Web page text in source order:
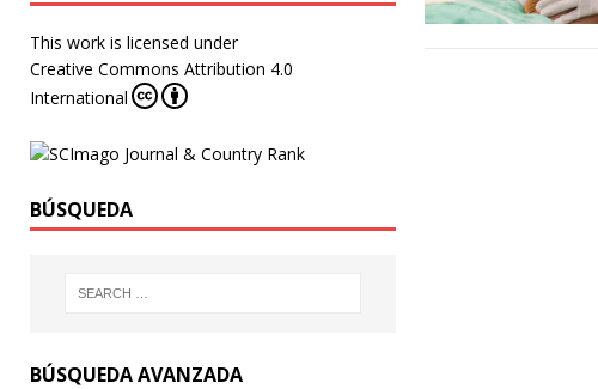
This work is licensed under
Creative Commons Attribution 4.0
International
BÚSQUEDA
BÚSQUEDA AVANZADA